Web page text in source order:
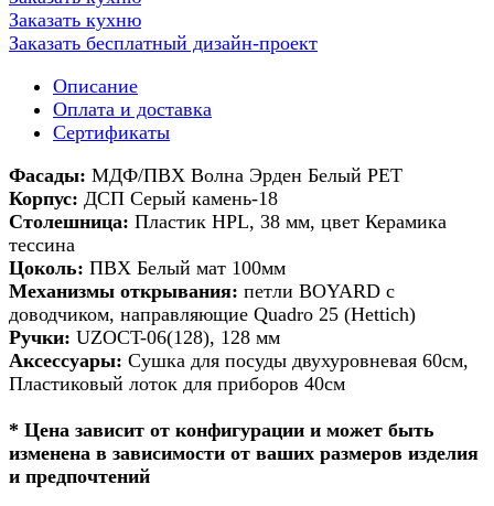
Заказать кухню
Заказать бесплатный дизайн-проект
Описание
Оплата и доставка
Сертификаты
Фасады: МДФ/ПВХ Волна Эрден Белый PET
Корпус: ДСП Серый камень-18
Столешница: Пластик HPL, 38 мм, цвет Керамика
тессина
Цоколь: ПВХ Белый мат 100мм
Механизмы открывания: петли BOYARD с
доводчиком, направляющие Quadro 25 (Hettich)
Ручки: UZOCT-06(128), 128 мм
Аксессуары: Сушка для посуды двухуровневая 60см,
Пластиковый лоток для приборов 40см
* Цена зависит от конфигурации и может быть
изменена в зависимости от ваших размеров изделия
и предпочтений